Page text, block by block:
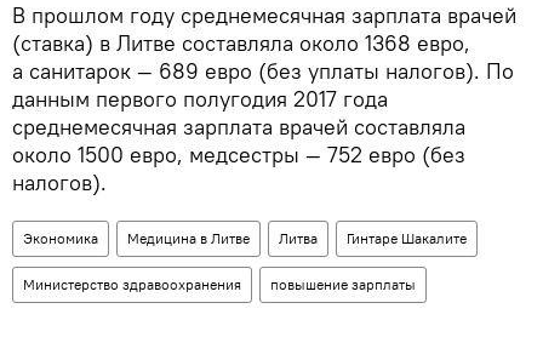
В прошлом году среднемесячная зарплата врачей
(ставка) в Литве составляла около 1368 евро,
а санитарок — 689 евро (без уплаты налогов). По
данным первого полугодия 2017 года
среднемесячная зарплата врачей составляла
около 1500 евро, медсестры — 752 евро (без
налогов).
Экономика Медицина в Литве Литва Гинтаре Шакалите
Министерство здравоохранения повышение зарплаты